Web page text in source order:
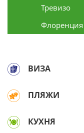
Тревизо
Флоренция
ВИЗА
ПЛЯЖИ
КУХНЯ